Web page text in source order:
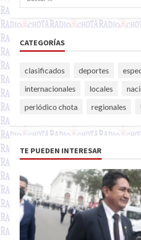
CATEGORÍAS
clasificados deportes
internacionales
locales
periódico chota
regionales
TE PUEDEN INTERESAR